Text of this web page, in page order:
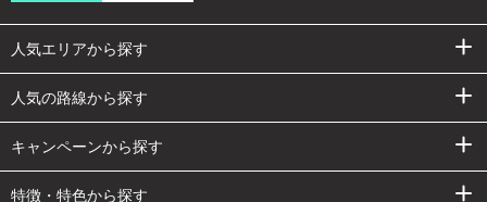
人気エリアから探す
人気の路線から探す
キャンペーンから探す
特徴・特色から探す